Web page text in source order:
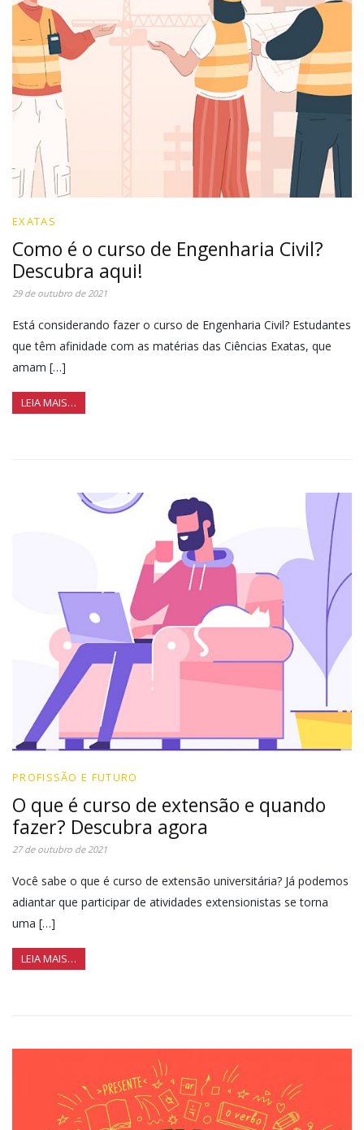
EXATAS
Como é o curso de Engenharia Civil?
Descubra aqui!
29 de outubro de 2021
Está considerando fazer o curso de Engenharia Civil? Estudantes
que têm afinidade com as matérias das Ciências Exatas, que
amam […]
LEIA MAIS…
PROFISSÃO E FUTURO
O que é curso de extensão e quando
fazer? Descubra agora
27 de outubro de 2021
Você sabe o que é curso de extensão universitária? Já podemos
adiantar que participar de atividades extensionistas se torna
uma […]
LEIA MAIS…